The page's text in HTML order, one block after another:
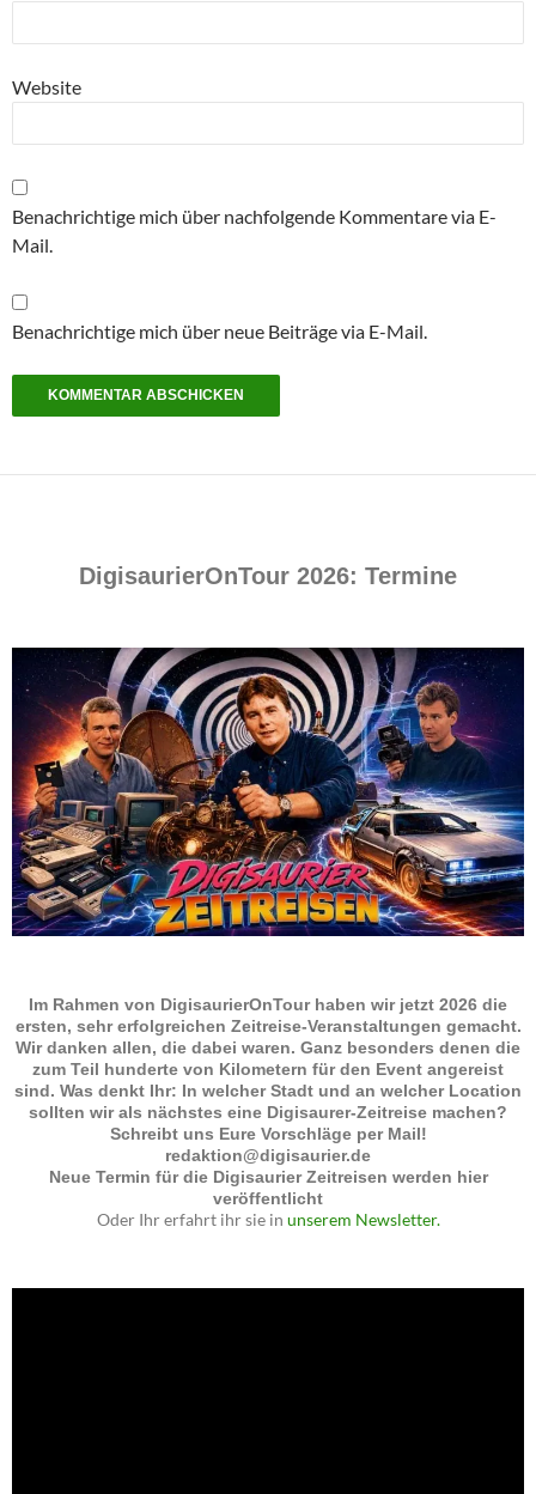
Website
Benachrichtige mich über nachfolgende Kommentare via E-
Mail.
Benachrichtige mich über neue Beiträge via E-Mail.
DigisaurierOnTour 2026: Termine
Im Rahmen von DigisaurierOnTour haben wir jetzt 2026 die
ersten, sehr erfolgreichen Zeitreise-Veranstaltungen gemacht.
Wir danken allen, die dabei waren. Ganz besonders denen die
zum Teil hunderte von Kilometern für den Event angereist
sind. Was denkt Ihr: In welcher Stadt und an welcher Location
sollten wir als nächstes eine Digisaurer-Zeitreise machen?
Schreibt uns Eure Vorschläge per Mail!
redaktion@digisaurier.de
Neue Termin für die Digisaurier Zeitreisen werden hier
veröffentlicht
Oder Ihr erfahrt ihr sie in unserem Newsletter.